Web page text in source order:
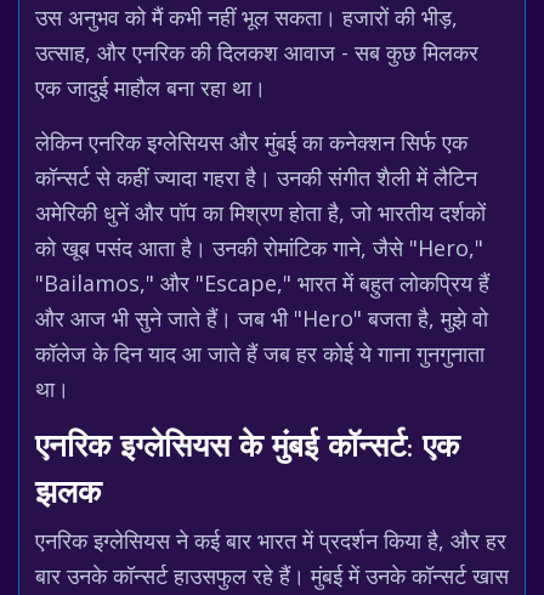
उस अनुभव को मैं कभी नहीं भूल सकता। हजारों की भीड़,
उत्साह, और एनरिक की दिलकश आवाज - सब कुछ मिलकर
एक जादुई माहौल बना रहा था।
लेकिन एनरिक इग्लेसियस और मुंबई का कनेक्शन सिर्फ एक
कॉन्सर्ट से कहीं ज्यादा गहरा है। उनकी संगीत शैली में लैटिन
अमेरिकी धुनें और पॉप का मिश्रण होता है, जो भारतीय दर्शकों
को खूब पसंद आता है। उनकी रोमांटिक गाने, जैसे "Hero,"
"Bailamos," और "Escape," भारत में बहुत लोकप्रिय हैं
और आज भी सुने जाते हैं। जब भी "Hero" बजता है, मुझे वो
कॉलेज के दिन याद आ जाते हैं जब हर कोई ये गाना गुनगुनाता
था।
एनरिक इग्लेसियस के मुंबई कॉन्सर्ट: एक
झलक
एनरिक इग्लेसियस ने कई बार भारत में प्रदर्शन किया है, और हर
बार उनके कॉन्सर्ट हाउसफुल रहे हैं। मुंबई में उनके कॉन्सर्ट खास